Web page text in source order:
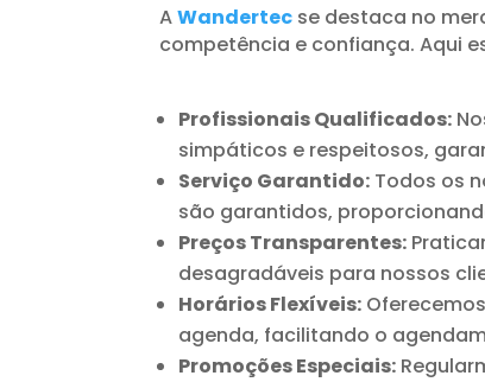
AWandertec se destaca no
competência e confiança. Aqui
Profissionais Qualificados:
simpáticos e respeitosos,
Serviço Garantido: Todos os
são garantidos,
Preços Transparentes:
desagradáveis para nossos
Horários Flexíveis:
agenda, facilitando o
Promoções Especiais: